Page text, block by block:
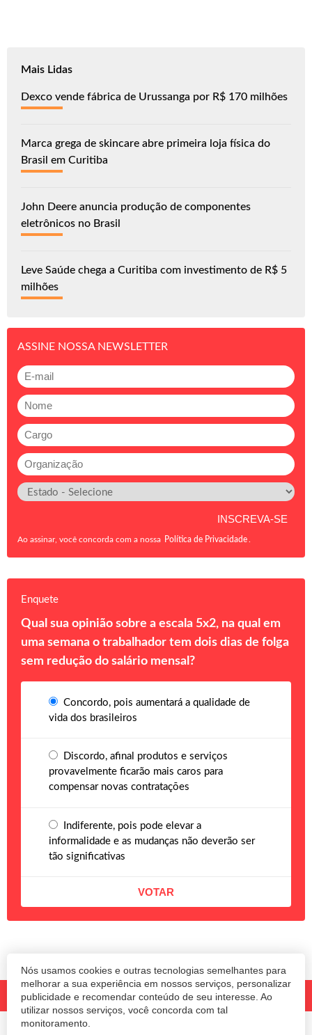
Nós usamos cookies e outras tecnologias semelhantes para
melhorar a sua experiência em nossos serviços, personalizar
publicidade e recomendar conteúdo de seu interesse. Ao
utilizar nossos serviços, você concorda com tal
monitoramento.
Mais Lidas
Dexco vende fábrica de Urussanga por R$ 170 milhões
Marca grega de skincare abre primeira loja física do
Brasil em Curitiba
John Deere anuncia produção de componentes
eletrônicos no Brasil
Leve Saúde chega a Curitiba com investimento de R$ 5
milhões
ASSINE NOSSA NEWSLETTER
Ao assinar, você concorda com a nossa Política de Privacidade
Enquete
Qual sua opinião sobre a escala 5x2, na qual em
uma semana o trabalhador tem dois dias de folga
sem redução do salário mensal?
Concordo, pois aumentará a qualidade de
vida dos brasileiros
Discordo, afinal produtos e serviços
provavelmente ficarão mais caros para
compensar novas contratações
Indiferente, pois pode elevar a
informalidade e as mudanças não deverão ser
tão significativas